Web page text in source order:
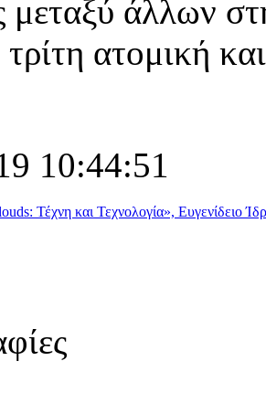
μεταξύ άλλων
τρίτη ατομική
10:44:51